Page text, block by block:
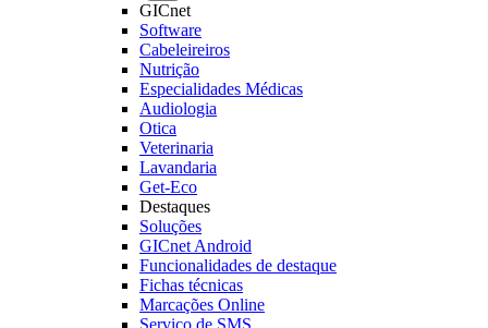
GICnet
Software
Cabeleireiros
Nutrição
Especialidades Médicas
Audiologia
Otica
Veterinaria
Lavandaria
Get-Eco
Destaques
Soluções
GICnet Android
Funcionalidades de destaque
Fichas técnicas
Marcações Online
Serviço de SMS